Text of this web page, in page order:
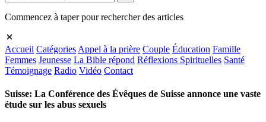
Commencez à taper pour rechercher des articles
Accueil Catégories Appel à la prière Couple Éducation Famille
Femmes Jeunesse La Bible répond Réflexions Spirituelles Santé
Témoignage Radio Vidéo Contact
Suisse: La Conférence des Évêques de Suisse annonce une vaste
étude sur les abus sexuels